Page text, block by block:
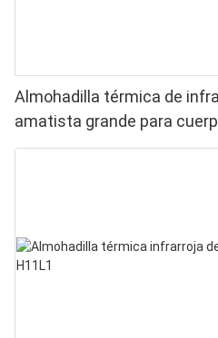
Almohadilla térmica de
amatista grande para
H11Z3